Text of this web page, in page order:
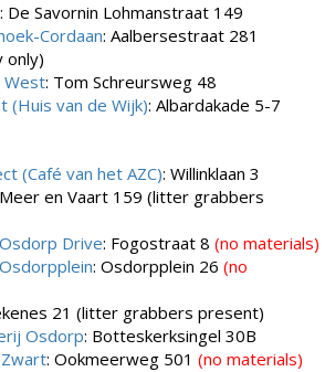
De Savornin Lohmanstraat 149
Cordaan: Aalbersestraat 281
only)
West: Tom Schreursweg 48
(Huis van de Wijk): Albardakade 5-7
(Café van het AZC): Willinklaan 3
en Vaart 159 (litter grabbers
Drive: Fogostraat 8 (no materials)
: Osdorpplein 26 (no
21 (litter grabbers present)
Osdorp: Botteskerksingel 30B
: Ookmeerweg 501 (no materials)